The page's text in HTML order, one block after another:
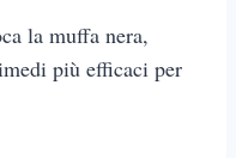
la muffa nera,
più efficaci per